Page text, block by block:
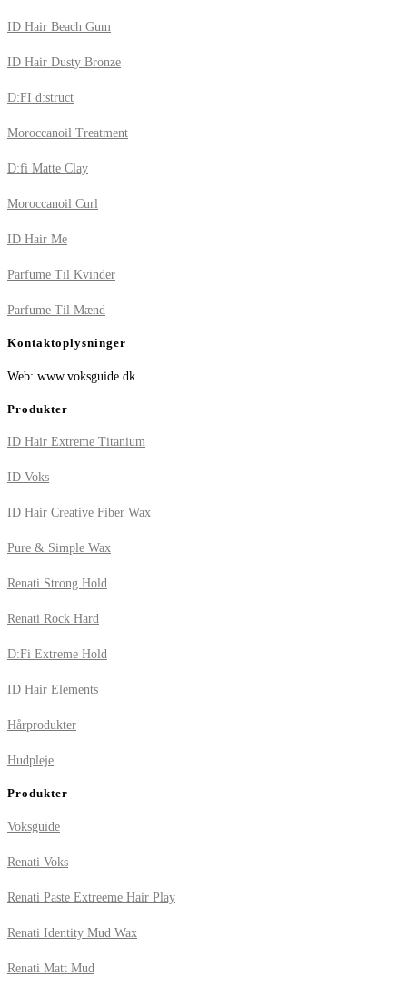
ID Hair Beach Gum
ID Hair Dusty Bronze
D:FI d:struct
Moroccanoil Treatment
D:fi Matte Clay
Moroccanoil Curl
ID Hair Me
Parfume Til Kvinder
Parfume Til Mænd
Kontaktoplysninger
Web: www.voksguide.dk
Produkter
ID Hair Extreme Titanium
ID Voks
ID Hair Creative Fiber Wax
Pure & Simple Wax
Renati Strong Hold
Renati Rock Hard
D:Fi Extreme Hold
ID Hair Elements
Hårprodukter
Hudpleje
Produkter
Voksguide
Renati Voks
Renati Paste Extreeme Hair Play
Renati Identity Mud Wax
Renati Matt Mud